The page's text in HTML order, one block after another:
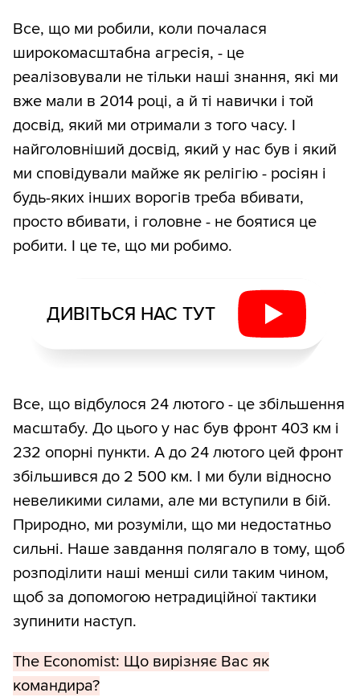
Все, що ми робили, коли почалася
широкомасштабна агресія, - це
реалізовували не тільки наші знання, які ми
вже мали в 2014 році, а й ті навички і той
досвід, який ми отримали з того часу. І
найголовніший досвід, який у нас був і який
ми сповідували майже як релігію - росіян і
будь-яких інших ворогів треба вбивати,
просто вбивати, і головне - не боятися це
робити. І це те, що ми робимо.
ДИВІТЬСЯ НАС ТУТ
Все, що відбулося 24 лютого - це збільшення
масштабу. До цього у нас був фронт 403 км і
232 опорні пункти. А до 24 лютого цей фронт
збільшився до 2 500 км. І ми були відносно
невеликими силами, але ми вступили в бій.
Природно, ми розуміли, що ми недостатньо
сильні. Наше завдання полягало в тому, щоб
розподілити наші менші сили таким чином,
щоб за допомогою нетрадиційної тактики
зупинити наступ.
The Economist: Що вирізняє Вас як
командира?